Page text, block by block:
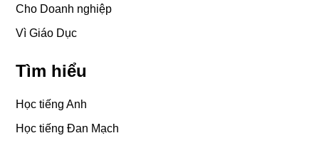
Cho Doanh nghiệp
Vì Giáo Dục
Tìm hiểu
Học tiếng Anh
Học tiếng Đan Mạch